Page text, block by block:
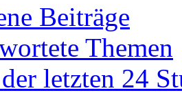
Beiträge
Themen
letzten 24